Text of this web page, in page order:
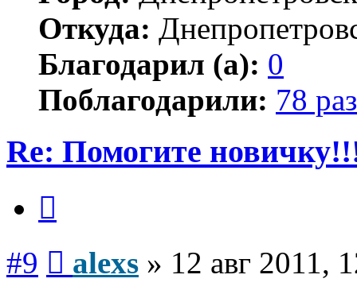
Откуда:
Благодарил (а): 0
Поблагодарили: 78 раз
Re: Помогите
#9 alexs » 12 авг 2011,